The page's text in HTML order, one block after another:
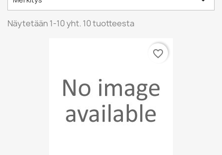
Näytetään 1-10 yht. 10 tuotteesta
favorite_border